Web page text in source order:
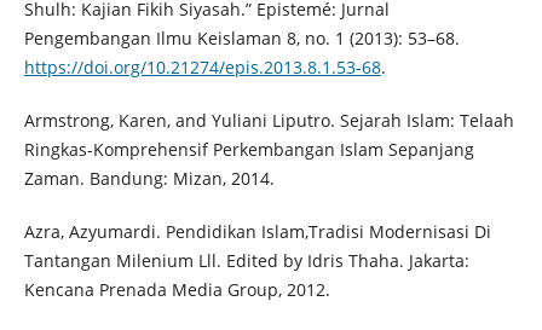
Shulh: Kajian Fikih Siyasah.” Epistemé: Jurnal
Pengembangan Ilmu Keislaman 8, no. 1 (2013): 53–68.
https://doi.org/10.21274/epis.2013.8.1.53-68.
Armstrong, Karen, and Yuliani Liputro. Sejarah Islam: Telaah
Ringkas-Komprehensif Perkembangan Islam Sepanjang
Zaman. Bandung: Mizan, 2014.
Azra, Azyumardi. Pendidikan Islam,Tradisi Modernisasi Di
Tantangan Milenium Lll. Edited by Idris Thaha. Jakarta:
Kencana Prenada Media Group, 2012.